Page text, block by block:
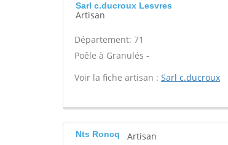
Sarl c.ducroux Lesvres
Artisan
Département: 71
Poêle à Granulés -
Voir la fiche artisan : Sarl c.ducroux
Nts Roncq Artisan